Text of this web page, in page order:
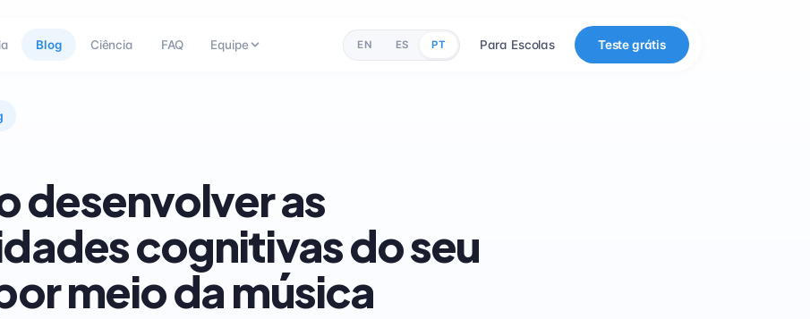
Blog Ciência FAQ Equipe EN ES PT Para Escolas Teste grátis
desenvolver as
cognitivas do seu
meio da música